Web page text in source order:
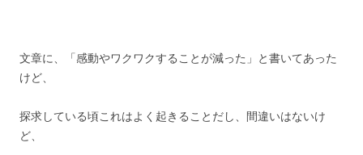
文章に、「感動やワクワクすることが減った」と書いてあった
けど、
探求している頃これはよく起きることだし、間違いはないけ
ど、